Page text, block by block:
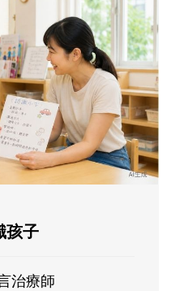
孩子
治療師